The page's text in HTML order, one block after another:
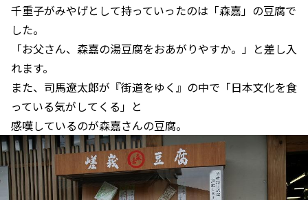
千重子がみやげとして持っていったのは「森嘉」の豆腐で
した。
「お父さん、森嘉の湯豆腐をおあがりやすか。」と差し入
れます。
また、司馬遼太郎が『街道をゆく』の中で「日本文化を食
っている気がしてくる」と
感嘆しているのが森嘉さんの豆腐。